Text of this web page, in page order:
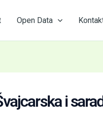
Open Data
i